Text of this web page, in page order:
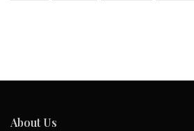
About Us